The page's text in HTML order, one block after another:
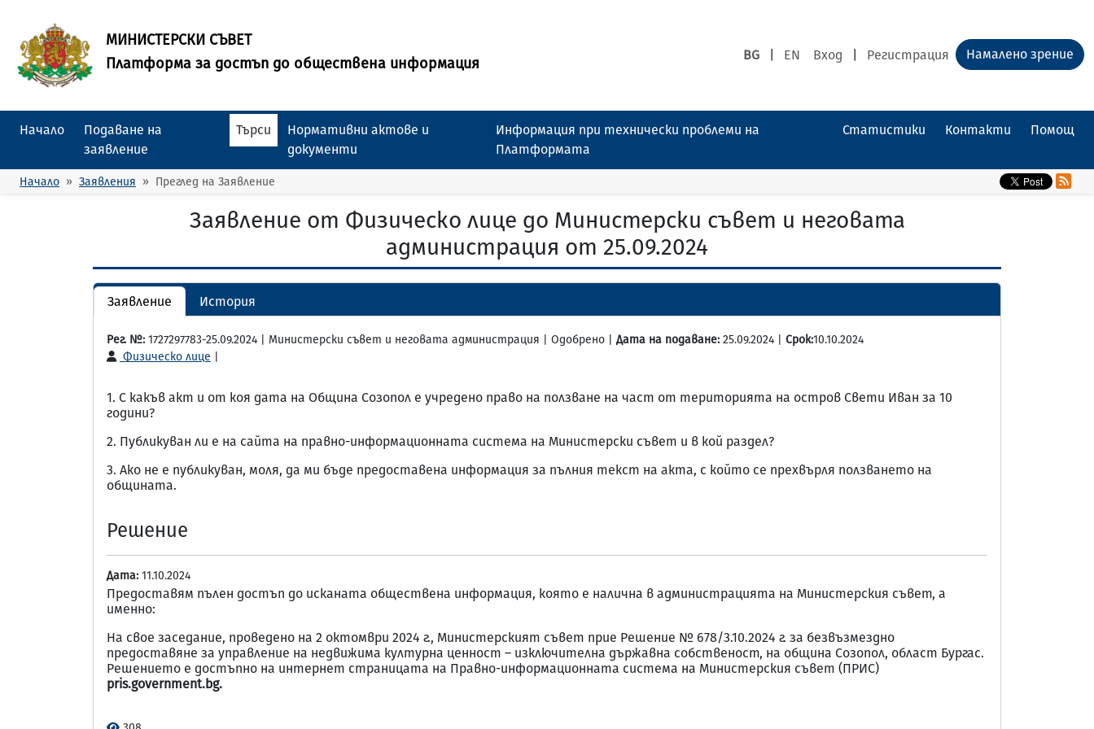
МИНИСТЕРСКИ СЪВЕТ
Платформа за достъп до обществена информация
BG EN Вход Регистрация Намалено зрение
Начало
Подаване на
заявление
Търси
Нормативни актове и
документи
Информация при технически проблеми на
Платформата
Статистики Контакти Помощ
Начало Заявления Преглед на Заявление
Заявление от Физическо лице до Министерски съвет и неговата
администрация от 25.09.2024
Заявление История
Рег. №: 1727297783-25.09.2024 | Министерски съвет и неговата администрация | Одобрено | Дата на подаване: 25.09.2024 | Срок:10.10.2024
Физическо лице
1. С какъв акт и от коя дата на Община Созопол е учредено право на ползване на част от територията на остров Свети Иван за 10
години?
2. Публикуван ли е на сайта на правно-информационната система на Министерски съвет и в кой раздел?
3. Ако не е публикуван, моля, да ми бъде предоставена информация за пълния текст на акта, с който се прехвърля ползването на
общината.
Решение
Дата: 11.10.2024
Предоставям пълен достъп до исканата обществена информация, която е налична в администрацията на Министерския съвет, а
именно:
На свое заседание, проведено на 2 октомври 2024 г., Министерският съвет прие Решение № 678/3.10.2024 г. за безвъзмездно
предоставяне за управление на недвижима културна ценност – изключителна държавна собственост, на община Созопол, област Бургас.
Решението е достъпно на интернет страницата на Правно-информационната система на Министерския съвет (ПРИС)
pris.government.bg.